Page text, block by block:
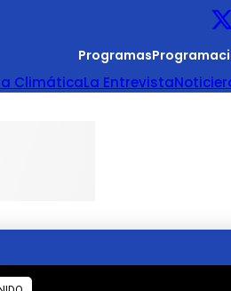
Programas
ClimáticaLa Entrevista